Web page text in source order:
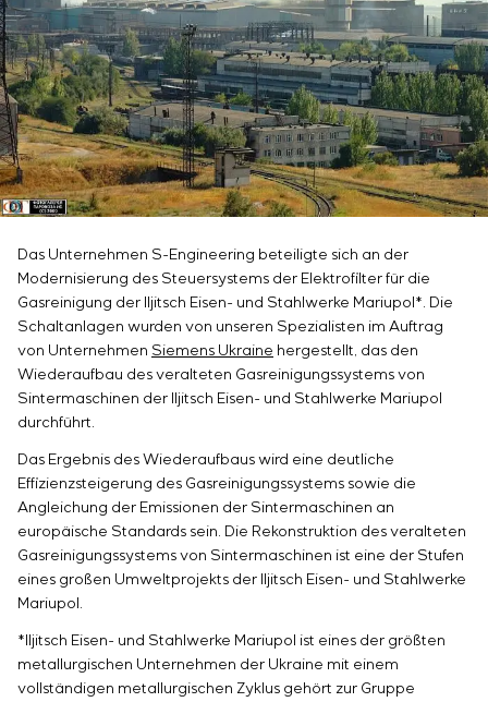
Inbetriebnahme und Schulung des
Kundenpersonals
Projektmanagement
Outsourcing
Beratungsdienstleistungen
Individuelle Entwicklung und Prüfung mit
anschließender Zertifizierung von
Schaltschrankanlagen mit besonderen
Betriebsbedingungen
Entwicklung mathematischer Modelle von
Steuerungsobjekten
Entwicklung spezieller Algorithmen für optimale
und garantierte Steuerung mit anschließender
Inbetriebnahme vor Ort
Entwicklung von Steuerungssystemen mit nicht
Struktur mit statischen und adaptiven
Einstellparametern
Energieaudit
Infrastruktur
Chemische Industrie
Zementindustrie
Sivacon S8
Simoprime
Lokale Filter
Schrankfilter
Schieberabsperrungen
Übergangsklappen
Stellenangebote
Praktikum
Veteranen
KONTAKTE
Das Unternehmen S-Engineering beteiligte sich an der
Modernisierung des Steuersystems der Elektrofilter für die
Gasreinigung der Iljitsch Eisen- und Stahlwerke Mariupol*. Die
Schaltanlagen wurden von unseren Spezialisten im Auftrag
von Unternehmen Siemens Ukraine hergestellt, das den
Wiederaufbau des veralteten Gasreinigungssystems von
Sintermaschinen der Iljitsch Eisen- und Stahlwerke Mariupol
durchführt.
Das Ergebnis des Wiederaufbaus wird eine deutliche
Effizienzsteigerung des Gasreinigungssystems sowie die
Angleichung der Emissionen der Sintermaschinen an
europäische Standards sein. Die Rekonstruktion des veralteten
Gasreinigungssystems von Sintermaschinen ist eine der Stufen
eines großen Umweltprojekts der Iljitsch Eisen- und Stahlwerke
Mariupol.
*Iljitsch Eisen- und Stahlwerke Mariupol ist eines der größten
metallurgischen Unternehmen der Ukraine mit einem
vollständigen metallurgischen Zyklus gehört zur Gruppe